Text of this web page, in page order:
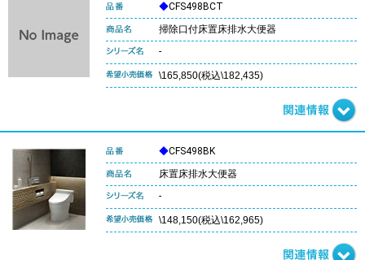
◆CFS498BCT
掃除口付床置床排水大便器
-
\165,850(税込\182,435)
◆CFS498BK
床置床排水大便器
-
\148,150(税込\162,965)